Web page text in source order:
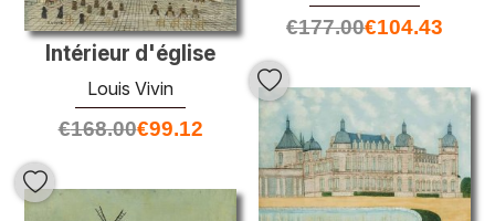
€177.00€104.43
Intérieur d'église
Louis Vivin
€168.00€99.12